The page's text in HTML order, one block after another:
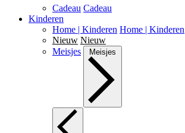
Cadeau Cadeau
Kinderen
Home | Kinderen Home | Kinderen
Nieuw Nieuw
Meisjes
Meisjes